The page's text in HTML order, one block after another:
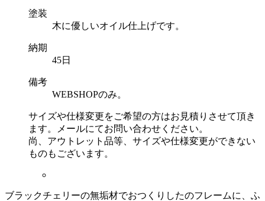
塗装
木に優しいオイル仕上げです。
納期
45日
備考
WEBSHOPのみ。
サイズや仕様変更をご希望の方はお見積りさせて頂き
ます。メールにてお問い合わせください。
尚、アウトレット品等、サイズや仕様変更ができない
ものもございます。
ブラックチェリーの無垢材でおつくりしたのフレームに、ふ